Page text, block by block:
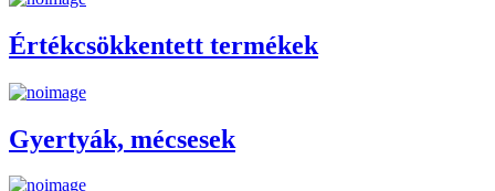
Értékcsökkentett termékek
Gyertyák, mécsesek